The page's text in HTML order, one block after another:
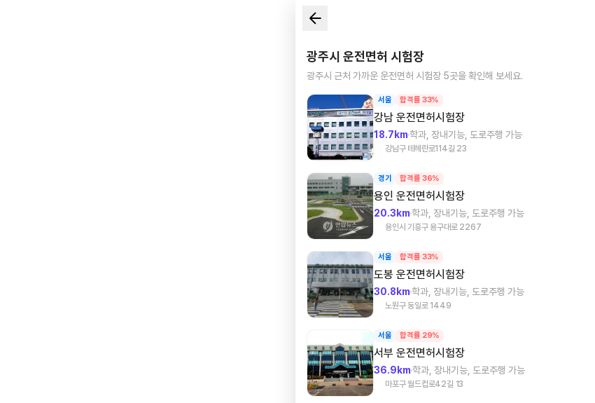
광주시 운전면허 시험장
광주시 근처 가까운 운전면허 시험장 5곳을 확인해 보세요.
서울 합격률 33%
강남 운전면허시험장
18.7km학과, 장내기능, 도로주행 가능
강남구 테헤란로114길 23
경기 합격률 36%
용인 운전면허시험장
20.3km학과, 장내기능, 도로주행 가능
용인시 기흥구 용구대로 2267
서울 합격률 33%
도봉 운전면허시험장
30.8km학과, 장내기능, 도로주행 가능
노원구 동일로 1449
서울 합격률 29%
서부 운전면허시험장
36.9km학과, 장내기능, 도로주행 가능
마포구 월드컵로42길 13